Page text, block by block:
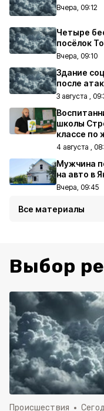
Вчера, 09:12
Четыре
посёлок
Вчера, 09:10
Здание
после
3 августа ,
школы
классе по
4 августа ,
Мужчина
на авто в
Вчера, 09:45
Все материалы
Выбор
Происшествия